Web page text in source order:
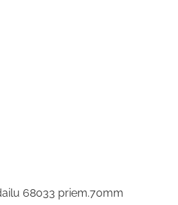
68033 priem.70mm